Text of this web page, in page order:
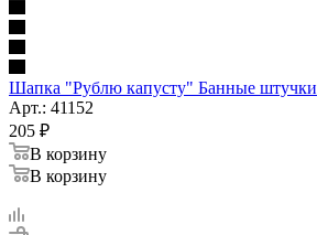
Шапка "Рублю капусту" Банные штучки
Арт.: 41152
205 ₽
В корзину
В корзину